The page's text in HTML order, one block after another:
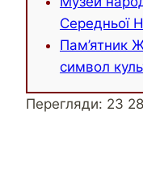
Середньої
Пам’ятник
символ
Перегляди: 23